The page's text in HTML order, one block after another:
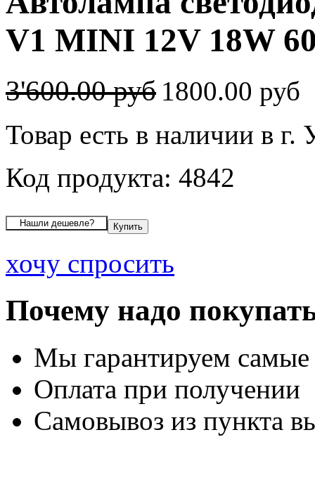
V1 MINI 12V 18W
3'600.00 руб 1800.00 руб
Товар есть в наличии в г.
Код продукта: 4842
хочу спросить
Почему надо
Мы гарантируем
Оплата при получении
Самовывоз из пункта